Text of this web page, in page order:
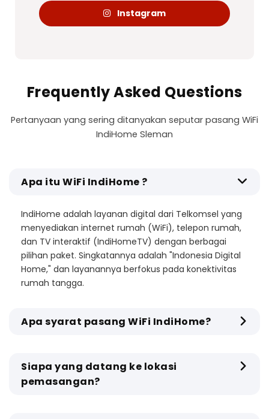
Instagram
Frequently Asked Questions
Pertanyaan yang sering ditanyakan seputar pasang WiFi
IndiHome Sleman
Apa itu WiFi IndiHome ?
IndiHome adalah layanan digital dari Telkomsel yang
menyediakan internet rumah (WiFi), telepon rumah,
dan TV interaktif (IndiHomeTV) dengan berbagai
pilihan paket. Singkatannya adalah "Indonesia Digital
Home," dan layanannya berfokus pada konektivitas
rumah tangga.
Apa syarat pasang WiFi IndiHome?
Siapa yang datang ke lokasi
pemasangan?